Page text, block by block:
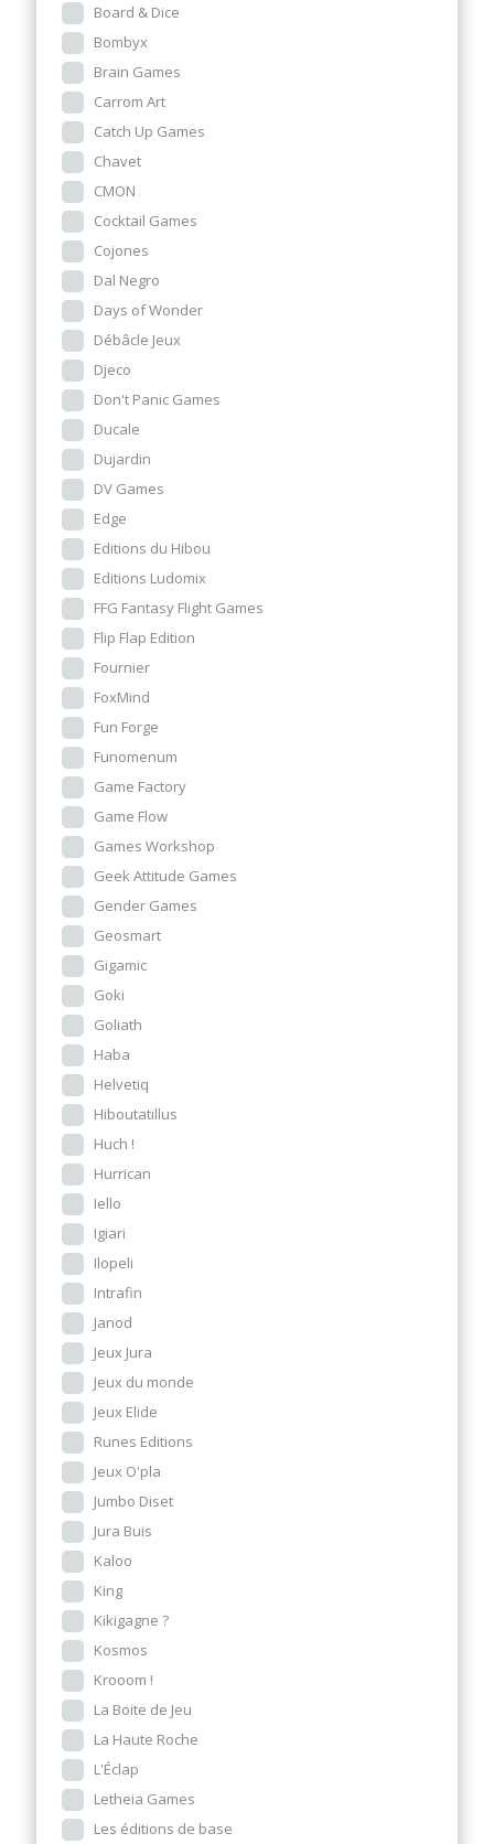
Board & Dice
Bombyx
Brain Games
Carrom Art
Catch Up Games
Chavet
CMON
Cocktail Games
Cojones
Dal Negro
Days of Wonder
Débâcle Jeux
Djeco
Don't Panic Games
Ducale
Dujardin
DV Games
Edge
Editions du Hibou
Editions Ludomix
FFG Fantasy Flight Games
Flip Flap Edition
Fournier
FoxMind
Fun Forge
Funomenum
Game Factory
Game Flow
Games Workshop
Geek Attitude Games
Gender Games
Geosmart
Gigamic
Goki
Goliath
Haba
Helvetiq
Hiboutatillus
Huch !
Hurrican
Iello
Igiari
Ilopeli
Intrafin
Janod
Jeux Jura
Jeux du monde
Jeux Elide
Runes Editions
Jeux O'pla
Jumbo Diset
Jura Buis
Kaloo
King
Kikigagne ?
Kosmos
Krooom !
La Boite de Jeu
La Haute Roche
L'Éclap
Letheia Games
Les éditions de base